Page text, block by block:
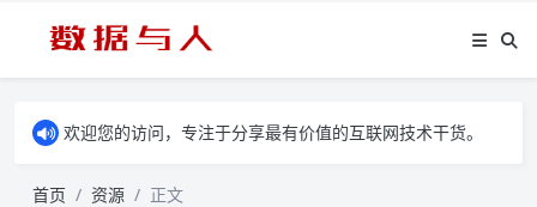
欢迎您的访问，专注于分享最有价值的互联网技术干货。
首页 资源 正文